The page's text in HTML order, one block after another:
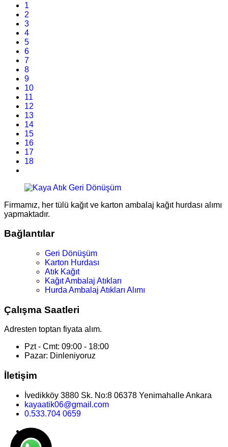
1
2
3
4
5
6
7
8
9
10
11
12
13
14
15
16
17
18
Firmamız, her tülü kağıt ve karton ambalaj kağıt hurdası alımı
yapmaktadır.
Bağlantılar
Geri Dönüşüm
Karton Hurdası
Atık Kağıt
Kağıt Ambalaj Atıkları
Hurda Ambalaj Atıkları Alımı
Çalışma Saatleri
Adresten toptan fiyata alım.
Pzt - Cmt: 09:00 - 18:00
Pazar: Dinleniyoruz
İletişim
İvedikköy 3880 Sk. No:8 06378 Yenimahalle Ankara
kayaatik06@gmail.com
0.533.704 0659